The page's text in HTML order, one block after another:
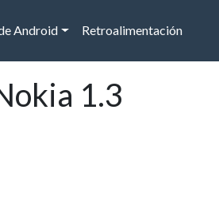
Android Retroalimentación
1.3